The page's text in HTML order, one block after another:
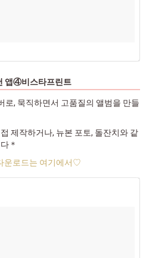
앱④비스타프린트
로, 묵직하면서 고품질의 앨범을 만들
제작하거나, 뉴본 포토, 돌잔치와 같
＊
운로드는 여기에서♡